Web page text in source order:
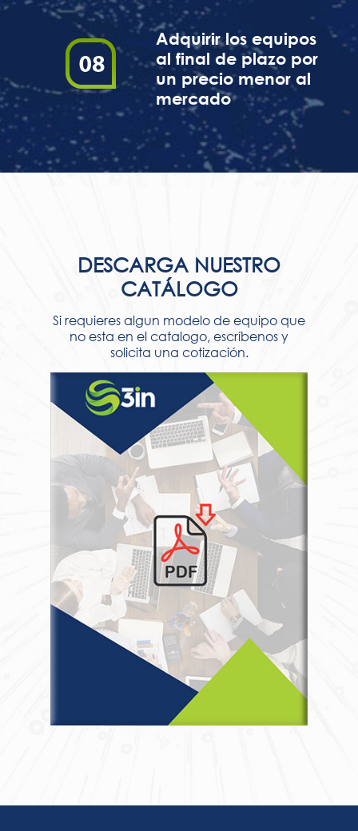
Adquirir los equipos
al final de plazo por
un precio menor al
mercado
DESCARGA NUESTRO
CATÁLOGO
Si requieres algun modelo de equipo que
no esta en el catalogo, escríbenos y
solicita una cotización.